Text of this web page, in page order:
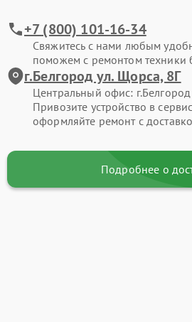
+7 (800) 101-16-34
Свяжитесь с нами любым
поможем с ремонтом техники
г.Белгород ул. Щорса, 8Г
Центральный офис:
Привозите устройство в
оформляйте ремонт с
Подробнее о